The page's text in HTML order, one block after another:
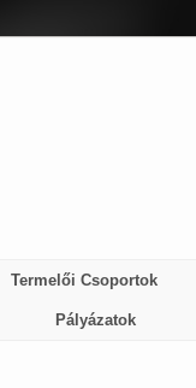
Termelői Csoportok
Pályázatok